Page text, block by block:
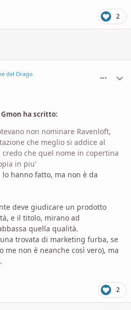
2
del Drago
ha scritto:
non nominare Ravenloft,
che meglio si addice al
che quel nome in copertina
in piu'
hanno fatto, ma non è da
deve giudicare un prodotto
e il titolo, mirano ad
quella qualità.
trovata di marketing furba, se
me non è neanche così vero), ma
2